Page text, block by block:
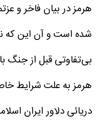
هرمز در بیان فاخر و
شده است و آن این که
بی‌تفاوتی قبل از جنگ
هرمز به علت شرایط
دریائی دلاور ایران